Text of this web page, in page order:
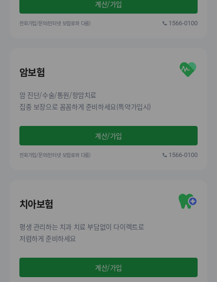
계산/가입
전화가입/문의(인터넷 보험료와 다름) 1566-0100
암보험
암 진단/수술/통원/항암치료
집중 보장으로 꼼꼼하게 준비하세요(특약가입시)
계산/가입
전화가입/문의(인터넷 보험료와 다름) 1566-0100
치아보험
평생 관리하는 치과 치료 부담없이 다이렉트로
저렴하게 준비하세요
계산/가입